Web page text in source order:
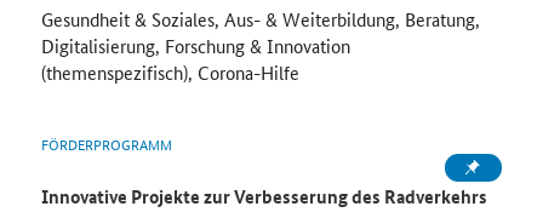
Gesundheit & Soziales, Aus- & Weiterbildung, Beratung,
Digitalisierung, Forschung & Innovation
(themenspezifisch), Corona-Hilfe
FÖRDERPROGRAMM
Innovative Projekte zur Verbesserung des Radverkehrs